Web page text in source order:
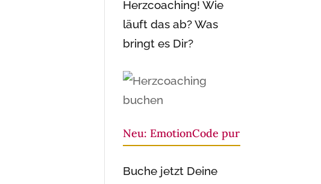
Herzcoaching! Wie
läuft das ab? Was
bringt es Dir?
Neu: EmotionCode pur
Buche jetzt Deine